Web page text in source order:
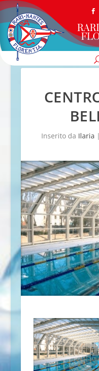
Inserito da Ilaria |